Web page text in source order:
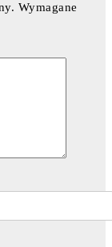
Wymagane